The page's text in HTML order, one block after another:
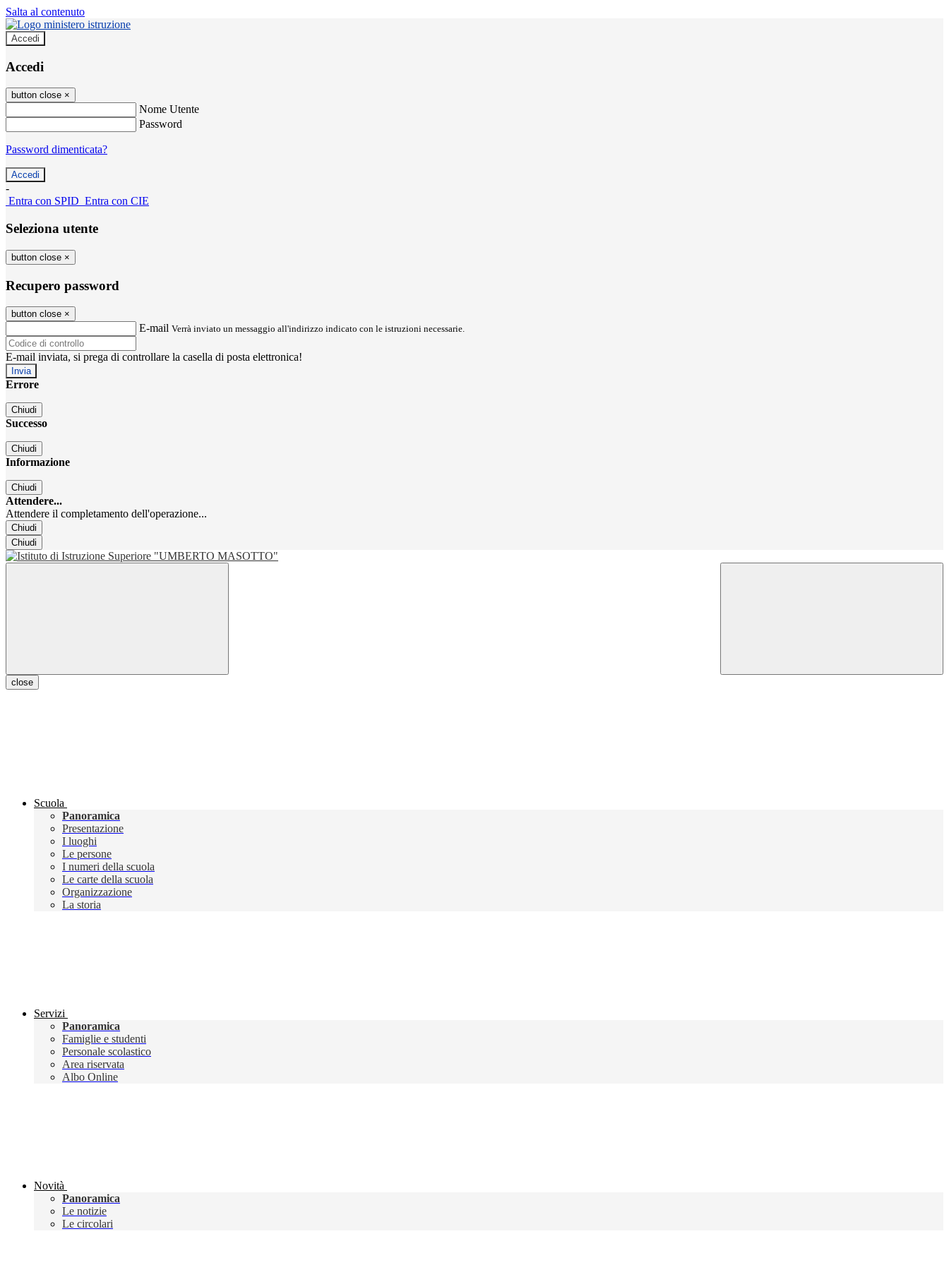
Salta al contenuto
Accedi
Accedi
button close ×
Nome Utente
Password
Password dimenticata?
-
Entra con SPID Entra con CIE
Seleziona utente
button close ×
Recupero password
button close ×
E-mail Verrà inviato un messaggio all'indirizzo indicato con le istruzioni necessarie.
E-mail inviata, si prega di controllare la casella di posta elettronica!
Errore
Chiudi
Successo
Chiudi
Informazione
Chiudi
Attendere...
Attendere il completamento dell'operazione...
Chiudi
Chiudi
close
Scuola
Panoramica
Presentazione
I luoghi
Le persone
I numeri della scuola
Le carte della scuola
Organizzazione
La storia
Servizi
Panoramica
Famiglie e studenti
Personale scolastico
Area riservata
Albo Online
Novità
Panoramica
Le notizie
Le circolari